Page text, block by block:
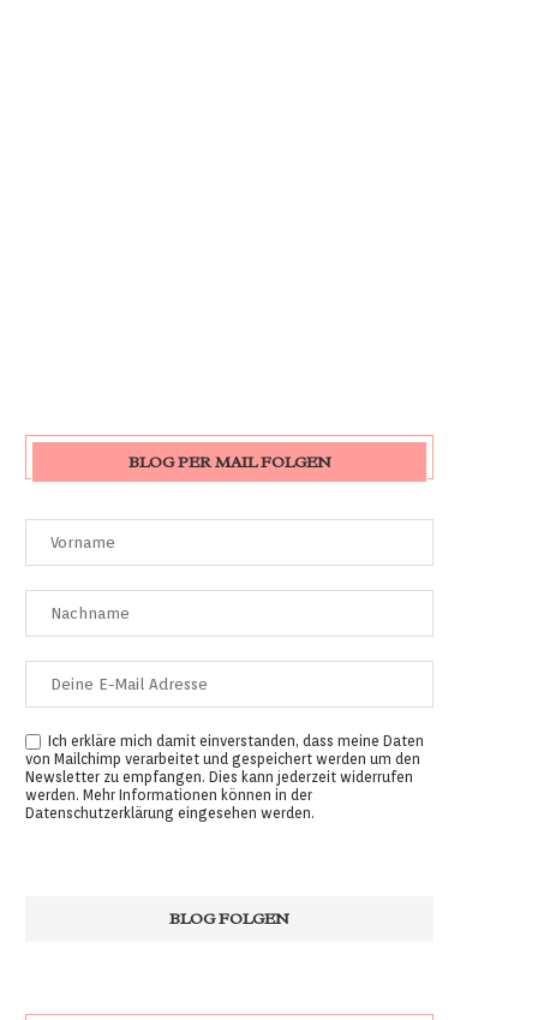
BLOG PER MAIL FOLGEN
Ich erkläre mich damit einverstanden, dass meine Daten
von Mailchimp verarbeitet und gespeichert werden um den
Newsletter zu empfangen. Dies kann jederzeit widerrufen
werden. Mehr Informationen können in der
Datenschutzerklärung eingesehen werden.